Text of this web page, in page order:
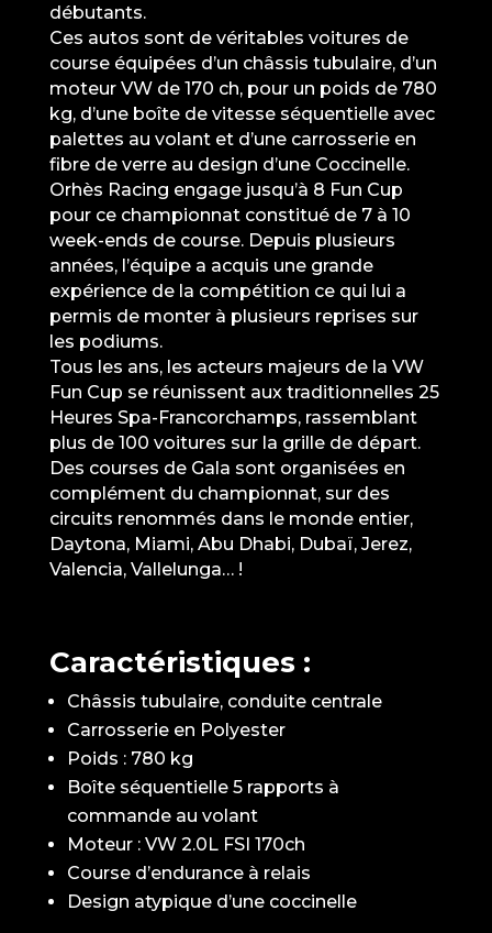
débutants.
Ces autos sont de véritables voitures de
course équipées d’un châssis tubulaire, d’un
moteur VW de 170 ch, pour un poids de 780
kg, d’une boîte de vitesse séquentielle avec
palettes au volant et d’une carrosserie en
fibre de verre au design d’une Coccinelle.
Orhès Racing engage jusqu’à 8 Fun Cup
pour ce championnat constitué de 7 à 10
week-ends de course. Depuis plusieurs
années, l’équipe a acquis une grande
expérience de la compétition ce qui lui a
permis de monter à plusieurs reprises sur
les podiums.
Tous les ans, les acteurs majeurs de la VW
Fun Cup se réunissent aux traditionnelles 25
Heures Spa-Francorchamps, rassemblant
plus de 100 voitures sur la grille de départ.
Des courses de Gala sont organisées en
complément du championnat, sur des
circuits renommés dans le monde entier,
Daytona, Miami, Abu Dhabi, Dubaï, Jerez,
Valencia, Vallelunga… !
Caractéristiques :
Châssis tubulaire, conduite centrale
Carrosserie en Polyester
Poids : 780 kg
Boîte séquentielle 5 rapports à
commande au volant
Moteur : VW 2.0L FSI 170ch
Course d’endurance à relais
Design atypique d’une coccinelle